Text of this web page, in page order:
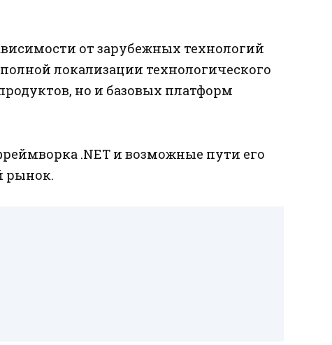
от зарубежных технологий
локализации технологического
но и базовых платформ
.NET и возможные пути его
рынок.